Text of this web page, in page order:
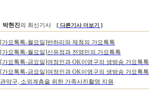
박현진의 최신기사 [ 다른기사 더보기 ]
[가요톡톡-월요일]반하리와 제청의 가요톡톡
[가요톡톡-월요일]신유정과 전영민의 가요톡톡
[가요톡톡-금요일]여정인과 OK이명구의 생방송 가요톡톡
[가요톡톡-금요일]여정인과 OK이명구의 생방송 가요톡톡
관악구, 소외계층을 위한 가족사진촬영 지원